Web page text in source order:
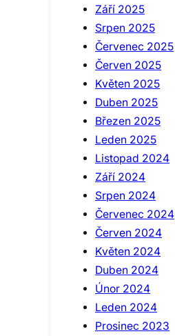
Září 2025
Srpen 2025
Červenec 2025
Červen 2025
Květen 2025
Duben 2025
Březen 2025
Leden 2025
Listopad 2024
Září 2024
Srpen 2024
Červenec 2024
Červen 2024
Květen 2024
Duben 2024
Únor 2024
Leden 2024
Prosinec 2023